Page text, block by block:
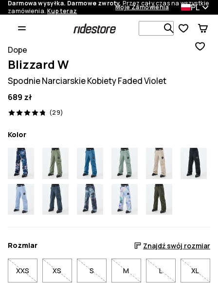
Darmowa wysyłka. Darmowe zwroty. Przez cały czas na wszystkie
zamówienia. Kup teraz Moje Zamówienia PL
Szukaj w 1
Dope
Blizzard W
Spodnie Narciarskie Kobiety Faded Violet
689 zł
(29)
29 recenzje, 4.8/5
Kolor
Rozmiar Znajdź swój rozmiar
XXS XS S M L XL